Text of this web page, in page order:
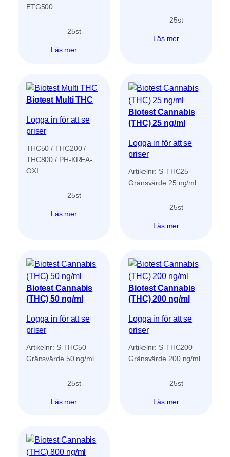
ETG500
25st
Läs mer
25st
Läs mer
Biotest Multi THC
Logga in för att se
priser
THC50 / THC200 /
THC800 / PH-KREA-
OXI
25st
Läs mer
Biotest Cannabis
(THC) 25 ng/ml
Logga in för att se
priser
Artikelnr: S-THC25 –
Gränsvärde 25 ng/ml
25st
Läs mer
Biotest Cannabis
(THC) 50 ng/ml
Logga in för att se
priser
Artikelnr: S-THC50 –
Gränsvärde 50 ng/ml
25st
Läs mer
Biotest Cannabis
(THC) 200 ng/ml
Logga in för att se
priser
Artikelnr: S-THC200 –
Gränsvärde 200 ng/ml
25st
Läs mer